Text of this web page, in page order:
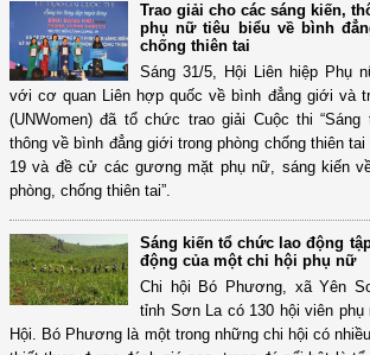
Trao giải cho các sáng kiến,
phụ nữ tiêu biểu về bình
chống thiên tai
Sáng 31/5, Hội Liên hiệp Phụ
với cơ quan Liên hợp quốc về bình đẳng giới và
(UNWomen) đã tổ chức trao giải Cuộc thi “Sáng
thông về bình đẳng giới trong phòng chống thiên
19 và đề cử các gương mặt phụ nữ, sáng kiến
phòng, chống thiên tai”.
Sáng kiến tổ chức lao động
động của một chi hội phụ nữ
Chi hội Bó Phương, xã Yên
tỉnh Sơn La có 130 hội viên
Hội. Bó Phương là một trong những chi hội có